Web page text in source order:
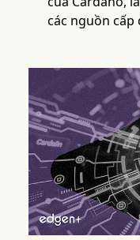
các nguồn cấp